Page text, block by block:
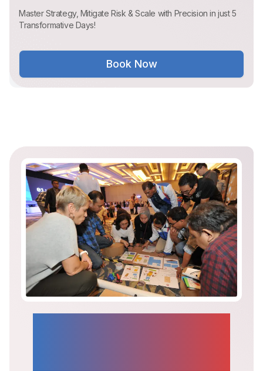
Master Strategy, Mitigate Risk & Scale with Precision in just 5
Transformative Days!
Book Now